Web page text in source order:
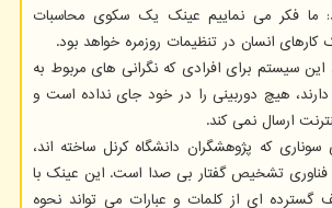
ما فکر می نماییم عینک یک سکوی محاسبات
انسان در تنظیمات روزمره خواهد بود.
این سیستم برای افرادی که نگرانی های مربوط به
هیچ دوربینی را در خود جای نداده است و
ارسال نمی کند.
که پژوهشگران دانشگاه کرنل ساخته اند،
تشخیص گفتار بی صدا است. این عینک با
ای از کلمات و عبارات می تواند نحوه